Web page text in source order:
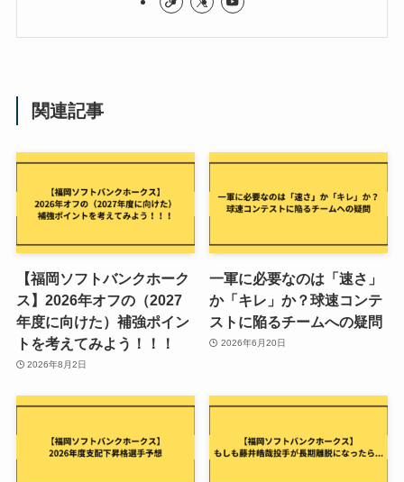
関連記事
【福岡ソフトバンクホーク
ス】2026年オフの（2027
年度に向けた）補強ポイン
トを考えてみよう！！！
2026年8月2日
一軍に必要なのは「速さ」
か「キレ」か？球速コンテ
ストに陥るチームへの疑問
2026年6月20日